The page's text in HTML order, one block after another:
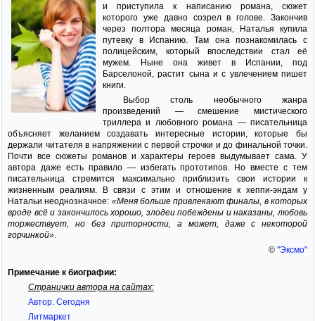
и приступила к написанию романа, сюжет
которого уже давно созрел в голове. Закончив
через полтора месяца роман, Наталья купила
путевку в Испанию. Там она познакомилась с
полицейским, который впоследствии стал её
мужем. Ныне она живет в Испании, под
Барселоной, растит сына и с увлечением пишет
книги.
Выбор столь необычного жанра
произведений — смешение мистического
триллера и любовного романа — писательница
объясняет желанием создавать интересные истории, которые бы
держали читателя в напряжении с первой строчки и до финальной точки.
Почти все сюжеты романов и характеры героев выдумывает сама. У
автора даже есть правило — избегать прототипов. Но вместе с тем
писательница стремится максимально приблизить свои истории к
жизненным реалиям. В связи с этим и отношение к хеппи-эндам у
Натальи неоднозначное: «Меня больше привлекают финалы, в которых
вроде всё и закончилось хорошо, злодеи побеждены и наказаны, любовь
торжествует, но без приторности, а может, даже с некоторой
горчинкой».
© "Эксмо"
Примечание к биографии:
Странички автора на сайтах:
Автор. Сегодня
Литмаркет